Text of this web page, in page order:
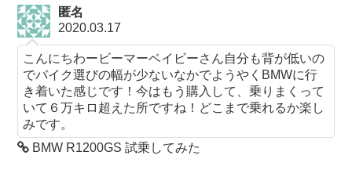
匿名
2020.03.17
こんにちわービーマーベイビーさん自分も背が低いの
でバイク選びの幅が少ないなかでようやくBMWに行
き着いた感じです！今はもう購入して、乗りまくって
いて６万キロ超えた所ですね！どこまで乗れるか楽し
みです。
BMW R1200GS 試乗してみた